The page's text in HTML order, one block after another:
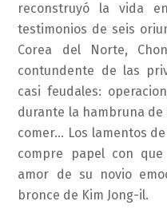
reconstruyó la vida
testimonios de seis
Corea del Norte,
contundente de las
casi feudales:
durante la hambruna
comer… Los lamentos
compre papel con
amor de su novio
bronce de Kim Jong-il.